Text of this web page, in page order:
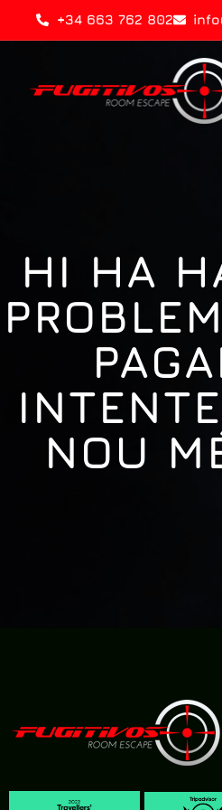
+34 663 762 802
HI HA
NOU